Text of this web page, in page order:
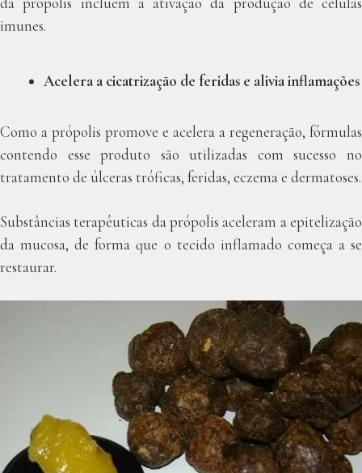
imunes.
Acelera a cicatrização de feridas e alivia inflamações
Como a própolis promove e acelera a regeneração, fórmulas
contendo esse produto são utilizadas com sucesso no
tratamento de úlceras tróficas, feridas, eczema e dermatoses.
Substâncias terapêuticas da própolis aceleram a epitelização
da mucosa, de forma que o tecido inflamado começa a se
restaurar.